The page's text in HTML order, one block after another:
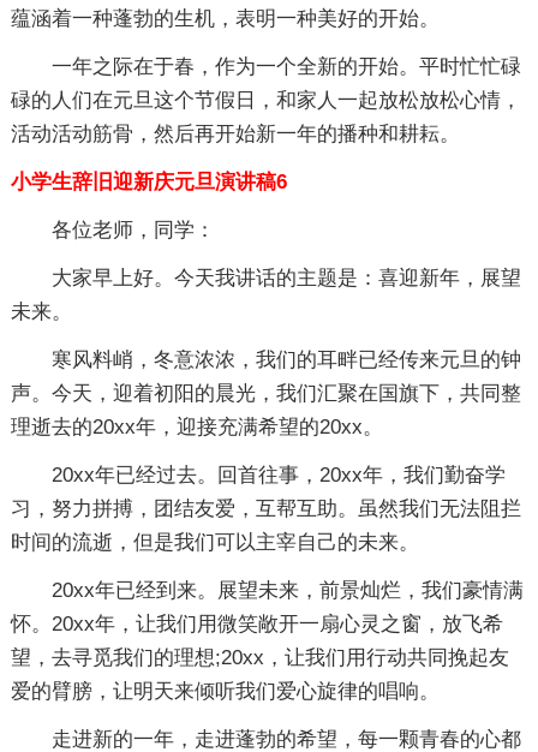
蕴涵着一种蓬勃的生机，表明一种美好的开始。
一年之际在于春，作为一个全新的开始。平时忙忙碌
碌的人们在元旦这个节假日，和家人一起放松放松心情，
活动活动筋骨，然后再开始新一年的播种和耕耘。
小学生辞旧迎新庆元旦演讲稿6
各位老师，同学：
大家早上好。今天我讲话的主题是：喜迎新年，展望
未来。
寒风料峭，冬意浓浓，我们的耳畔已经传来元旦的钟
声。今天，迎着初阳的晨光，我们汇聚在国旗下，共同整
理逝去的20xx年，迎接充满希望的20xx。
20xx年已经过去。回首往事，20xx年，我们勤奋学
习，努力拼搏，团结友爱，互帮互助。虽然我们无法阻拦
时间的流逝，但是我们可以主宰自己的未来。
20xx年已经到来。展望未来，前景灿烂，我们豪情满
怀。20xx年，让我们用微笑敞开一扇心灵之窗，放飞希
望，去寻觅我们的理想;20xx，让我们用行动共同挽起友
爱的臂膀，让明天来倾听我们爱心旋律的唱响。
走进新的一年，走进蓬勃的希望，每一颗青春的心都